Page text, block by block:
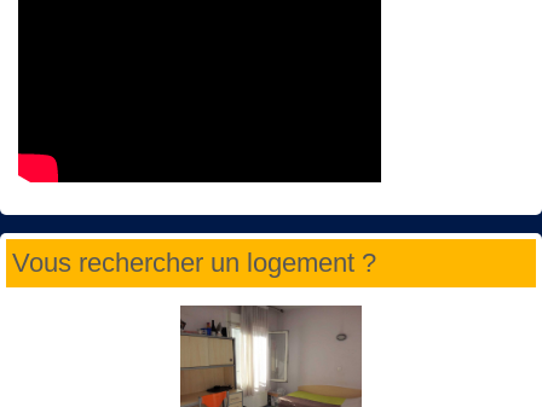
Vous rechercher un logement ?